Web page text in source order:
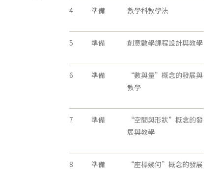
4 準備 數學科教學法
5 準備 創意數學課程設計與教學
6 準備
“數與量”概念的發展與
教學
7 準備
“空間與形狀”概念的發
展與教學
8 準備
“座標幾何”概念的發展